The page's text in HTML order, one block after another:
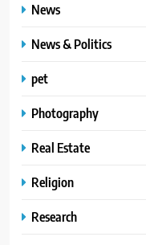
News
News & Politics
pet
Photography
Real Estate
Religion
Research